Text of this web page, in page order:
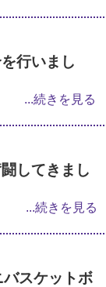
行いまし
...続きを見る
してきまし
...続きを見る
スケットボ